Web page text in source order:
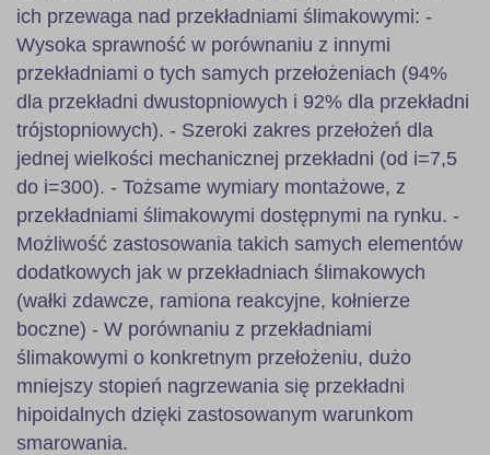
ich przewaga nad przekładniami ślimakowymi: -
Wysoka sprawność w porównaniu z innymi
przekładniami o tych samych przełożeniach (94%
dla przekładni dwustopniowych i 92% dla przekładni
trójstopniowych). - Szeroki zakres przełożeń dla
jednej wielkości mechanicznej przekładni (od i=7,5
do i=300). - Tożsame wymiary montażowe, z
przekładniami ślimakowymi dostępnymi na rynku. -
Możliwość zastosowania takich samych elementów
dodatkowych jak w przekładniach ślimakowych
(wałki zdawcze, ramiona reakcyjne, kołnierze
boczne) - W porównaniu z przekładniami
ślimakowymi o konkretnym przełożeniu, dużo
mniejszy stopień nagrzewania się przekładni
hipoidalnych dzięki zastosowanym warunkom
smarowania.